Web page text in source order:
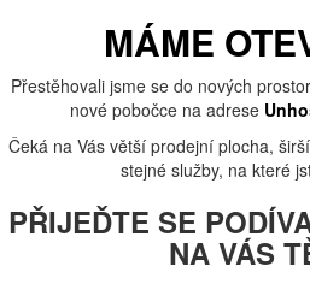
MÁME
Přestěhovali jsme se do nových
nové pobočce na adrese
Čeká na Vás větší prodejní plocha,
stejné služby, na které
PŘIJEĎTE SE
NA VÁS